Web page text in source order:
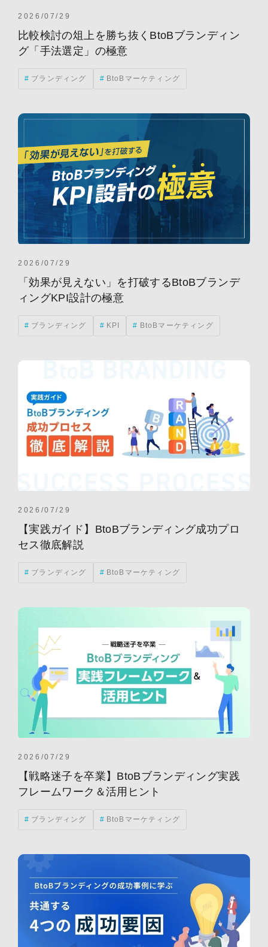
施策 法人サイト
雇用 顧客満足度
2026/07/29
比較検討の俎上を勝ち抜くBtoBブランディン
グ「手法選定」の極意
ブランディング BtoBマーケティング
2026/07/29
「効果が見えない」を打破するBtoBブランデ
ィングKPI設計の極意
ブランディング KPI BtoBマーケティング
2026/07/29
【実践ガイド】BtoBブランディング成功プロ
セス徹底解説
ブランディング BtoBマーケティング
2026/07/29
【戦略迷子を卒業】BtoBブランディング実践
フレームワーク＆活用ヒント
ブランディング BtoBマーケティング